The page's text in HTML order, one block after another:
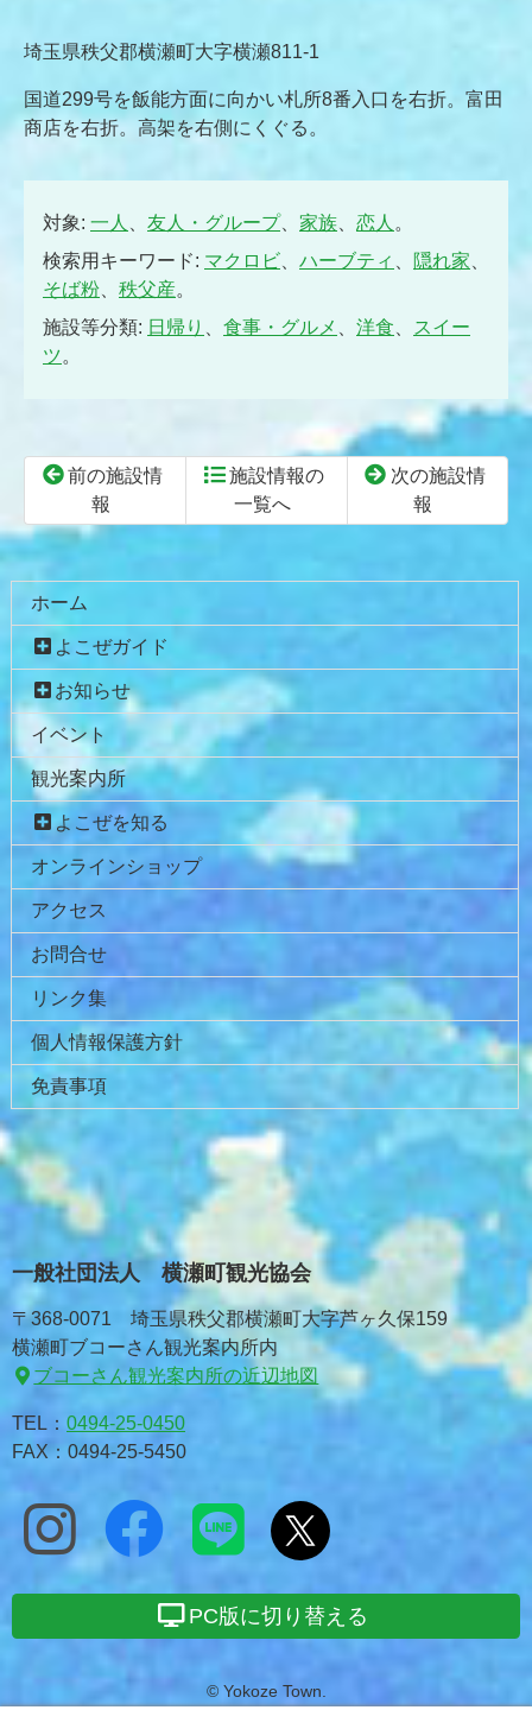
埼玉県秩父郡横瀬町大字横瀬811-1
国道299号を飯能方面に向かい札所8番入口を右折。富田
商店を右折。高架を右側にくぐる。
対象: 一人 友人・グループ、 家族 恋人 。
検索用キーワード: マクロビ ハーブティ 隠れ家
そば粉
秩父産。
施設等分類: 日帰り 食事・グルメ 洋食
スイー
ツ。
前の施設情
報
施設情報の
一覧へ
次の施設情
報
コ
ン
ン
文
先
戻
ペ
ー
の
へ
る
ホーム
よこぜガイド
お知らせ
イベント
観光案内所
よこぜを知る
オンラインショップ
アクセス
お問合せ
リンク集
個人情報保護方針
免責事項
一般社団法人 横瀬町観光協会
〒368-0071 埼玉県秩父郡横瀬町大字芦ヶ久保159
横瀬町ブコーさん観光案内所内
ブコーさん観光案内所の近辺地図
TEL： 0494-25-0450
FAX：0494-25-5450
PC版に切り替える
© Yokoze Town.